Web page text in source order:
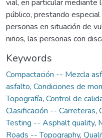
vial, en particular
público, prestando
personas en situación de
niños, las personas con
Keywords
Compactación -- Mezcla
asfalto, Condiciones de
Topografía, Control de
Clasificación -- Carreteras,
Testing -- Asphalt quality,
Roads -- Topography,